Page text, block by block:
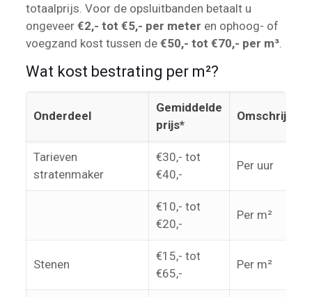
totaalprijs. Voor de opsluitbanden betaalt u
ongeveer €2,- tot €5,- per meter en ophoog- of
voegzand kost tussen de €50,- tot €70,- per m³.
Wat kost bestrating per m²?
Onderdeel
Gemiddelde
prijs*
Omschrijving
Tarieven
stratenmaker
€30,- tot
€40,-
Per uur
€10,- tot
€20,-
Per m²
Stenen
€15,- tot
€65,-
Per m²